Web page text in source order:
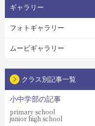
ギャラリー
フォトギャラリー
ムービギャラリー
クラス別記事一覧
小中学部の記事
primary school
junior high school